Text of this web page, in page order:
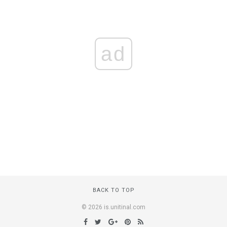
ad
BACK TO TOP
© 2026 is.unitinal.com